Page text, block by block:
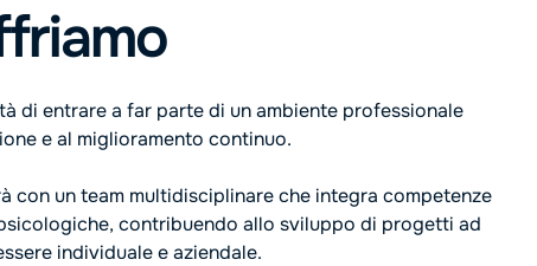
di entrare a far parte di un ambiente professionale
e al miglioramento continuo.
con un team multidisciplinare che integra competenze
contribuendo allo sviluppo di progetti ad
individuale e aziendale.